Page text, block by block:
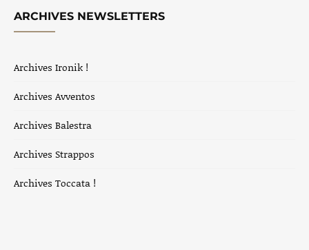
ARCHIVES NEWSLETTERS
Archives Ironik !
Archives Avventos
Archives Balestra
Archives Strappos
Archives Toccata !